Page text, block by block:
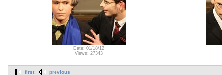
Date: 01/18/12
Views: 27343
first previous